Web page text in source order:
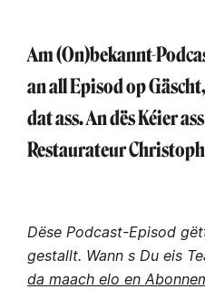
Am (On)bekannt-
an all Episod op
dat ass. An dës Kéier
Restaurateur
Dëse Podcast-Episod
gestallt. Wann s Du eis
da maach elo en